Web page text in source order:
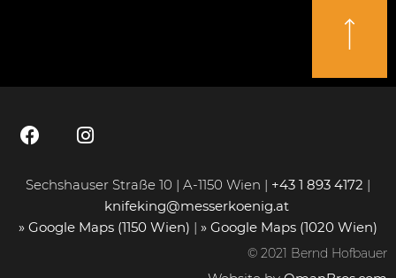
Sechshauser Straße 10 | A-1150 Wien | +43 1 893 4172 |
knifeking@messerkoenig.at
» Google Maps (1150 Wien) | » Google Maps (1020 Wien)
© 2021 Bernd Hofbauer